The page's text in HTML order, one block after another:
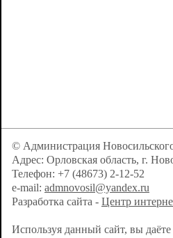
© Администрация
Адрес: Орловская область, г.
Телефон: +7 (48673) 2-12-52
e-mail: admnovosil@yandex.ru
Разработка сайта - Центр
Используя данный сайт, вы даёте